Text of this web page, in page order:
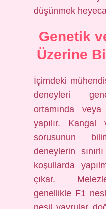
düşünmek
Genetik
Üzerine
İçimdeki
deneyleri
ortamında
yapılır.
sorusunun
deneylerin
koşullarda
çıkar.
genellikle F1